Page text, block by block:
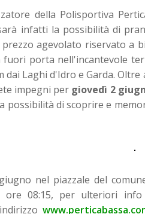
della Polisportiva
infatti la possibilità di
agevolato riservato a
fuori porta nell'incantevole
dai Laghi d'Idro e Garda.
impegni per giovedì 2
possibilità di scoprire e
nel piazzale del
ore 08:15, per ulteriori